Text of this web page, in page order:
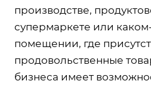
производстве,
супермаркете или
помещении, где
продовольственные
бизнеса имеет